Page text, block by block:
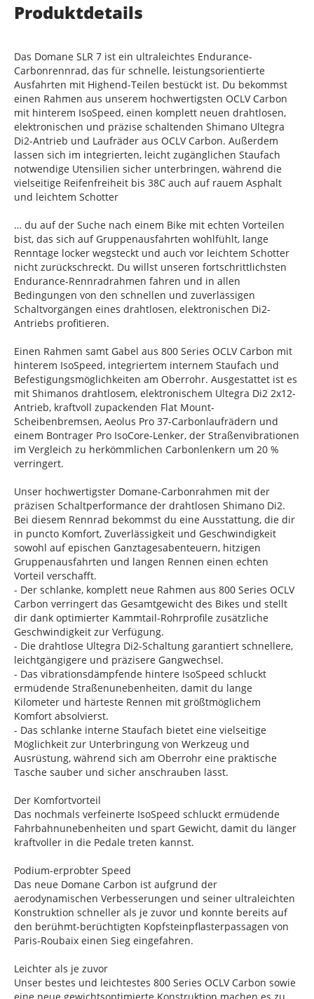
Produktdetails
Das Domane SLR 7 ist ein ultraleichtes Endurance-
Carbonrennrad, das für schnelle, leistungsorientierte
Ausfahrten mit Highend-Teilen bestückt ist. Du bekommst
einen Rahmen aus unserem hochwertigsten OCLV Carbon
mit hinterem IsoSpeed, einen komplett neuen drahtlosen,
elektronischen und präzise schaltenden Shimano Ultegra
Di2-Antrieb und Laufräder aus OCLV Carbon. Außerdem
lassen sich im integrierten, leicht zugänglichen Staufach
notwendige Utensilien sicher unterbringen, während die
vielseitige Reifenfreiheit bis 38C auch auf rauem Asphalt
und leichtem Schotter
… du auf der Suche nach einem Bike mit echten Vorteilen
bist, das sich auf Gruppenausfahrten wohlfühlt, lange
Renntage locker wegsteckt und auch vor leichtem Schotter
nicht zurückschreckt. Du willst unseren fortschrittlichsten
Endurance-Rennradrahmen fahren und in allen
Bedingungen von den schnellen und zuverlässigen
Schaltvorgängen eines drahtlosen, elektronischen Di2-
Antriebs profitieren.
Einen Rahmen samt Gabel aus 800 Series OCLV Carbon mit
hinterem IsoSpeed, integriertem internem Staufach und
Befestigungsmöglichkeiten am Oberrohr. Ausgestattet ist es
mit Shimanos drahtlosem, elektronischem Ultegra Di2 2x12-
Antrieb, kraftvoll zupackenden Flat Mount-
Scheibenbremsen, Aeolus Pro 37-Carbonlaufrädern und
einem Bontrager Pro IsoCore-Lenker, der Straßenvibrationen
im Vergleich zu herkömmlichen Carbonlenkern um 20 %
verringert.
Unser hochwertigster Domane-Carbonrahmen mit der
präzisen Schaltperformance der drahtlosen Shimano Di2.
Bei diesem Rennrad bekommst du eine Ausstattung, die dir
in puncto Komfort, Zuverlässigkeit und Geschwindigkeit
sowohl auf epischen Ganztagesabenteuern, hitzigen
Gruppenausfahrten und langen Rennen einen echten
Vorteil verschafft.
- Der schlanke, komplett neue Rahmen aus 800 Series OCLV
Carbon verringert das Gesamtgewicht des Bikes und stellt
dir dank optimierter Kammtail-Rohrprofile zusätzliche
Geschwindigkeit zur Verfügung.
- Die drahtlose Ultegra Di2-Schaltung garantiert schnellere,
leichtgängigere und präzisere Gangwechsel.
- Das vibrationsdämpfende hintere IsoSpeed schluckt
ermüdende Straßenunebenheiten, damit du lange
Kilometer und härteste Rennen mit größtmöglichem
Komfort absolvierst.
- Das schlanke interne Staufach bietet eine vielseitige
Möglichkeit zur Unterbringung von Werkzeug und
Ausrüstung, während sich am Oberrohr eine praktische
Tasche sauber und sicher anschrauben lässt.
Der Komfortvorteil
Das nochmals verfeinerte IsoSpeed schluckt ermüdende
Fahrbahnunebenheiten und spart Gewicht, damit du länger
kraftvoller in die Pedale treten kannst.
Podium-erprobter Speed
Das neue Domane Carbon ist aufgrund der
aerodynamischen Verbesserungen und seiner ultraleichten
Konstruktion schneller als je zuvor und konnte bereits auf
den berühmt-berüchtigten Kopfsteinpflasterpassagen von
Paris-Roubaix einen Sieg eingefahren.
Leichter als je zuvor
Unser bestes und leichtestes 800 Series OCLV Carbon sowie